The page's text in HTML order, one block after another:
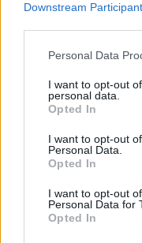
Downstream
Please note that this
not limited to your visit
grant or deny consent
use your data for
consent section.
Personal Data
I want to opt-out
personal data.
Opted In
I want to opt-out
Personal Data.
Opted In
I want to opt-out
Personal Data for
Opted In
ΝΟΚ και ψηλά
και αντιδράσεις